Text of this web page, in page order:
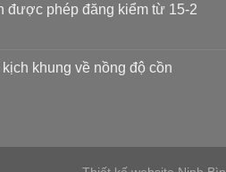
được phép đăng kiểm từ 15-2
khung về nồng độ cồn